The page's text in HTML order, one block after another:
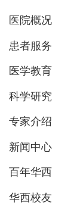
医院概况
患者服务
医学教育
科学研究
专家介绍
新闻中心
百年华西
华西校友